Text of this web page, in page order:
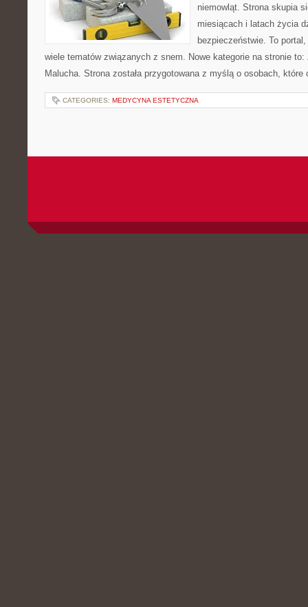
niemowląt. Strona skupia
miesiącach i latach życia
bezpieczeństwie. To
wiele tematów związanych z snem. Nowe kategorie na stronie
Malucha. Strona została przygotowana z myślą o osobach,
CATEGORIES: MEDYCYNA ESTETYCZNA